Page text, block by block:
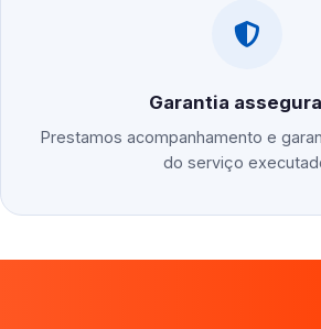
Garantia
Prestamos acompanhamento e
do serviço